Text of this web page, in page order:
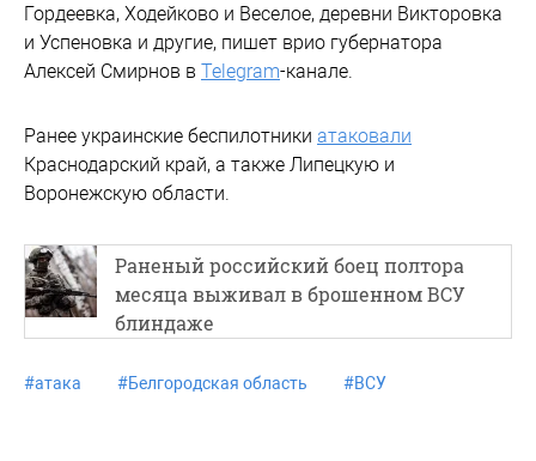
Гордеевка, Ходейково и Веселое, деревни Викторовка
и Успеновка и другие, пишет врио губернатора
Алексей Смирнов в Telegram-канале.
Ранее украинские беспилотники атаковали
Краснодарский край, а также Липецкую и
Воронежскую области.
Раненый российский боец полтора
месяца выживал в брошенном ВСУ
блиндаже
#атака #Белгородская область #ВСУ